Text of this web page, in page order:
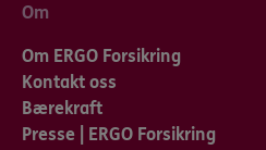
Om
Om ERGO Forsikring
Kontakt oss
Bærekraft
Presse | ERGO Forsikring